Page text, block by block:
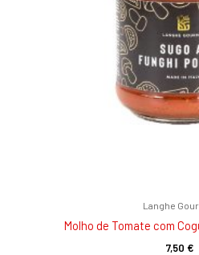
Langhe
Molho de Tomate com
7,50 €